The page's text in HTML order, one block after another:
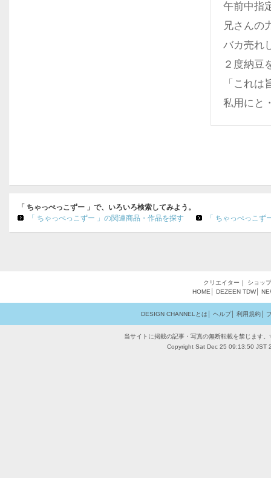
午前中指
兄さんの
バカ売れ
２度納豆
「これ
私用にと
「 ちゃっぺっこずー 」で、いろいろ検索してみよう。
「 ちゃっぺっこずー 」の関連商品・作品を探す
「 ちゃっぺっこ
クリエイター ｜ ショップ
HOME
DEZEEN TDW│
DESIGN CHANNELとは ヘルプ│ 利用規約│
当サイトに掲載の記事・写真の無断転載を禁じます
Copyright Sat Dec 25 09:13:50 JST